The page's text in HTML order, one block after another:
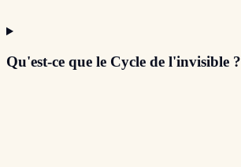
Qu'est-ce que le Cycle de l'invisible ?